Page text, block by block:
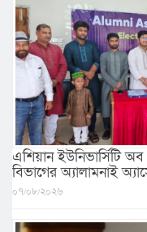
এশিয়ান ইউনিভার্সিটি
বিভাগের অ্যালামনাই
০৭/০৮/২০২৬